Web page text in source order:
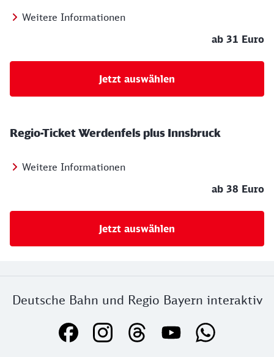
Weitere Informationen
ab 31 Euro
Jetzt auswählen
Regio-Ticket Werdenfels plus Innsbruck
Weitere Informationen
ab 38 Euro
Jetzt auswählen
Deutsche Bahn und Regio Bayern interaktiv